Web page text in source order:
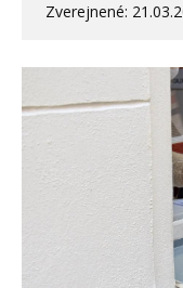
Zverejnené: